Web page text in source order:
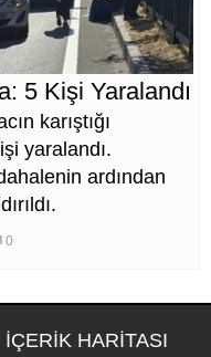
5 Kişi Yaralandı
karıştığı
yaralandı.
ardından
0
İÇERİK HARİTASI